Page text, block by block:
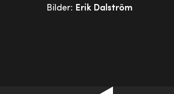
Bilder: Erik Dalström